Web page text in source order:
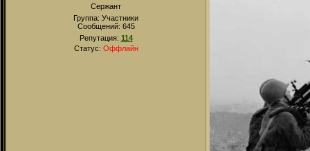
Сержант
Группа: Участники
Сообщений: 645
Репутация: 114
Статус: Оффлайн